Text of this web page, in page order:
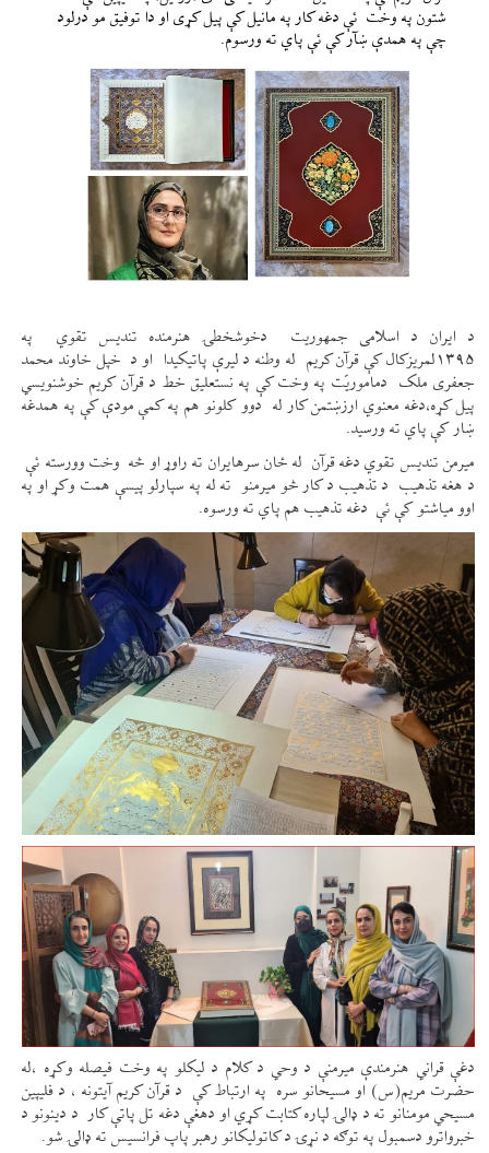
شتون په وخت ئې دغه کار په مانیل کې پيل کړی او دا توفیق مو درلود
چې په همدې ښآر کې ئې پاي ته ورسوم.
د ایران د اسلامی جمهوریت دخوشخطۍ هنرمنده تندیس تقوي په
‍۱۳۹۵لمریزکال کې قرآن کریم له وطنه د لیرې پاتیکیدا او د خپل خاوند محمد
جعفری ملک دماموریّت په وخت کې په نستعلیق خط د قرآن کریم خوشنویسي
پیل کړه،دغه معنوي ارزښتمن کار له دوو کلونو هم په کمې مودې کې په همدغه
ښار کې پاي ته ورسید.
میرمن تندیس تقوي دغه قرآن له ځان سرهایران ته راوړ او څه وخت وورسته ئې
د هغه تذهیب د تذهیب د کار څو میرمنو ته له په سپارلو پیسې همت وکړ او په
اوو میاشتو کې ئې دغه تذهیب هم پاي ته ورسوه.
دغې قراني هنرمندې میرمنې د وحي د کلام د لیکلو په وخت فیصله وکړه ،له
حضرت مریم(س) او مسیحانو سره په ارتباط کې د قرآن کریم آیتونه ، د فلیپين
مسیحي مومنانو ته د ډالۍ لپاره کتابت کړي او دهغې دغه تل پاتې کار د دینونو د
خبرواترو دسمبول په توګه د نړۍ د کاتولیکانو رهبر پاپ فرانسیس ته ډالۍ شو.